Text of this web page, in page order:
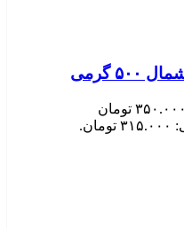
گرمی
قیمت اصلی: ۳۵۰.۰۰۰ تومان